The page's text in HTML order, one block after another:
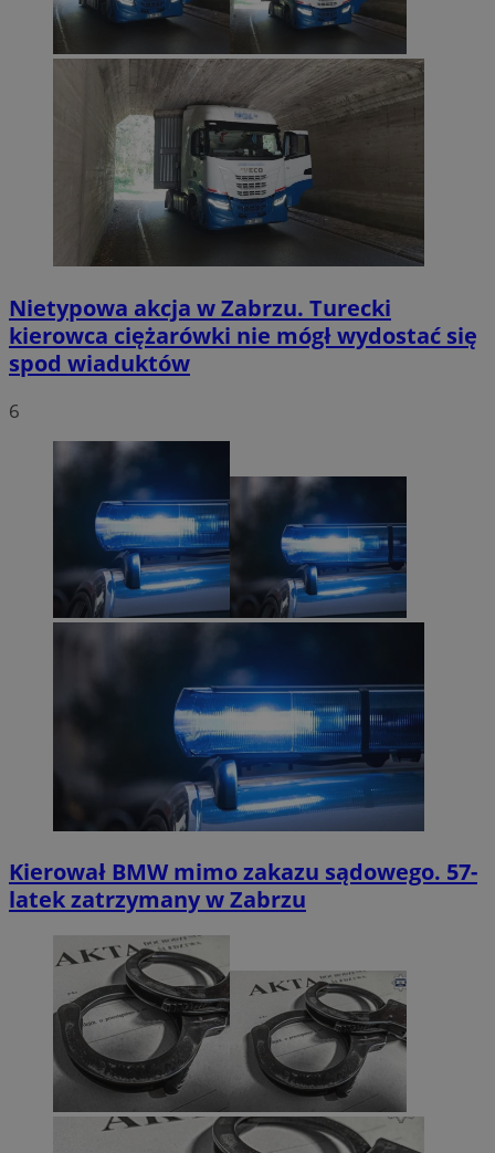
Nietypowa akcja w Zabrzu. Turecki
kierowca ciężarówki nie mógł wydostać się
spod wiaduktów
6
Kierował BMW mimo zakazu sądowego. 57-
latek zatrzymany w Zabrzu